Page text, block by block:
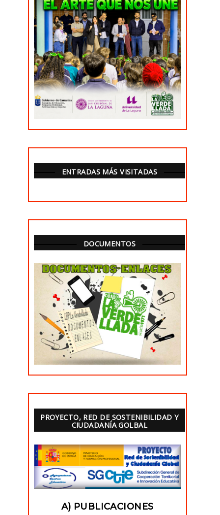
ENTRADAS MÁS VISITADAS
DOCUMENTOS
PROYECTO, RED DE SOSTENIBILIDAD Y
CIUDADANÍA GOLBAL
A) PUBLICACIONES